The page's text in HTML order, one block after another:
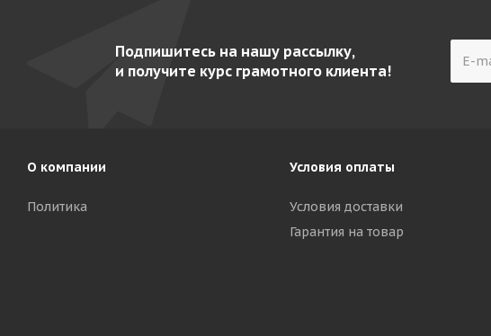
Подпишитесь на нашу рассылку,
и получите курс грамотного клиента!
О компании
Политика
Условия оплаты
Условия доставки
Гарантия на товар